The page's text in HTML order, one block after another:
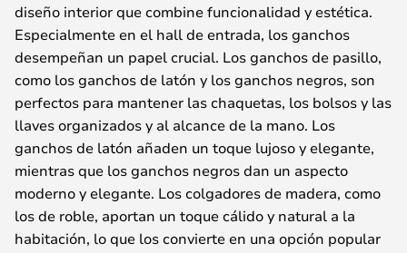
diseño interior que combine funcionalidad y estética.
Especialmente en el hall de entrada, los ganchos
desempeñan un papel crucial. Los ganchos de pasillo,
como los ganchos de latón y los ganchos negros, son
perfectos para mantener las chaquetas, los bolsos y las
llaves organizados y al alcance de la mano. Los
ganchos de latón añaden un toque lujoso y elegante,
mientras que los ganchos negros dan un aspecto
moderno y elegante. Los colgadores de madera, como
los de roble, aportan un toque cálido y natural a la
habitación, lo que los convierte en una opción popular